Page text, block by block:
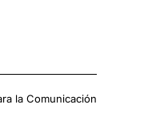
la Comunicación